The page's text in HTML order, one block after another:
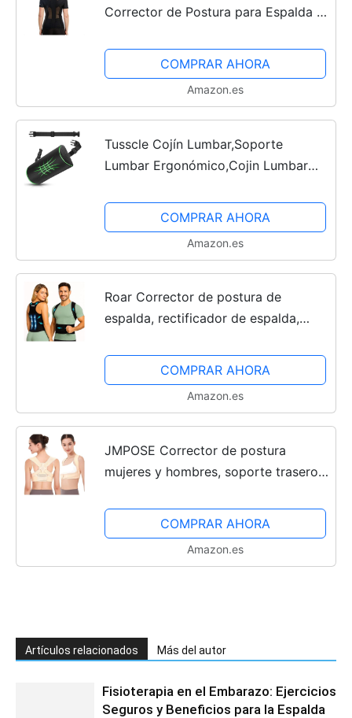
Corrector de Postura para Espalda |
Cuenta con Tecnología Neuroband
que Ayuda a Reducir...
COMPRAR AHORA
Amazon.es
Tusscle Cojín Lumbar,Soporte
Lumbar Ergonómico,Cojin Lumbar
Oficina,Coche,Ayuda a Corregir la
Postura Sentadael,Alivio del Dolor...
COMPRAR AHORA
Amazon.es
Roar Corrector de postura de
espalda, rectificador de espalda,
mejora la postura de cuello y
hombros (L)
COMPRAR AHORA
Amazon.es
JMPOSE Corrector de postura
mujeres y hombres, soporte trasero
corrector de postura ajustable para
la espalda...
COMPRAR AHORA
Amazon.es
Artículos relacionados Más del autor
Fisioterapia en el Embarazo: Ejercicios
Seguros y Beneficios para la Espalda